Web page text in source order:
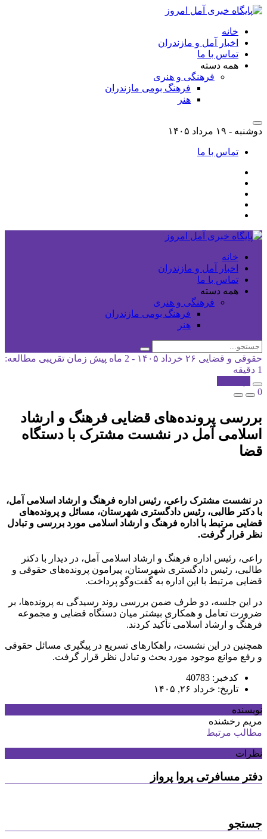
خانه
اخبار آمل و مازندران
تماس با ما
همه دسته
فرهنگی و هنری
فرهنگ بومی مازندران
هنر
دوشنبه - ۱۹ مرداد ۱۴۰۵
تماس با ما
خانه
اخبار آمل و مازندران
تماس با ما
همه دسته
فرهنگی و هنری
فرهنگ بومی مازندران
هنر
حقوقی و قضایی ۲۶ خرداد ۱۴۰۵ - 2 ماه پیش
زمان تقریبی مطالعه:
1 دقیقه
0
بررسی پرونده‌های قضایی فرهنگ و ارشاد
اسلامی آمل در نشست مشترک با دستگاه
قضا
در نشست مشترک راعی، رئیس اداره فرهنگ و ارشاد اسلامی آمل،
با دکتر طالبی، رئیس دادگستری شهرستان، مسائل و پرونده‌های
قضایی مرتبط با اداره فرهنگ و ارشاد اسلامی مورد بررسی و تبادل
نظر قرار گرفت.
راعی، رئیس اداره فرهنگ و ارشاد اسلامی آمل، در دیدار با دکتر
طالبی، رئیس دادگستری شهرستان، پیرامون پرونده‌های حقوقی و
قضایی مرتبط با این اداره به گفت‌وگو پرداخت.
در این جلسه، دو طرف ضمن بررسی روند رسیدگی به پرونده‌ها، بر
ضرورت تعامل و همکاری بیشتر میان دستگاه قضایی و مجموعه
فرهنگ و ارشاد اسلامی تأکید کردند.
همچنین در این نشست، راهکارهای تسریع در پیگیری مسائل حقوقی
و رفع موانع موجود مورد بحث و تبادل نظر قرار گرفت.
کدخبر: 40783
تاریخ: خرداد ۲۶, ۱۴۰۵
نویسنده
مریم رخشنده
مطالب مرتبط
نظرات
دفتر مسافرتی پروا پرواز
جستجو